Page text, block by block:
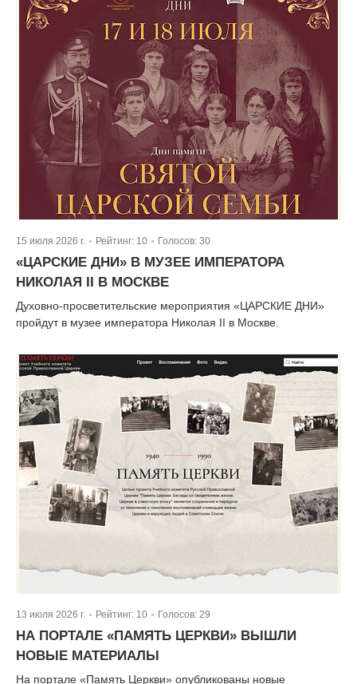
15 июля 2026 г. | Рейтинг: 10 Голосов: 30
«ЦАРСКИЕ ДНИ» В МУЗЕЕ ИМПЕРАТОРА
НИКОЛАЯ II В МОСКВЕ
Духовно-просветительские мероприятия «ЦАРСКИЕ ДНИ»
пройдут в музее императора Николая II в Москве.
13 июля 2026 г. | Рейтинг: 10 Голосов: 29
НА ПОРТАЛЕ «ПАМЯТЬ ЦЕРКВИ» ВЫШЛИ
НОВЫЕ МАТЕРИАЛЫ
На портале «Память Церкви» опубликованы новые